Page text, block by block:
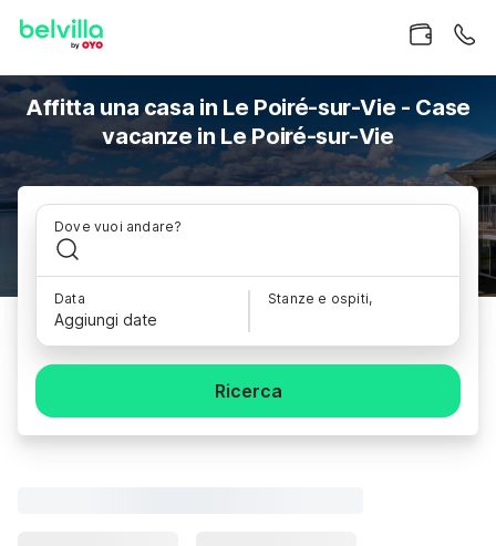
Affitta una casa in Le Poiré-sur-Vie - Case
vacanze in Le Poiré-sur-Vie
Dove vuoi andare?
Data
Aggiungi date
Stanze e ospiti,
Ricerca